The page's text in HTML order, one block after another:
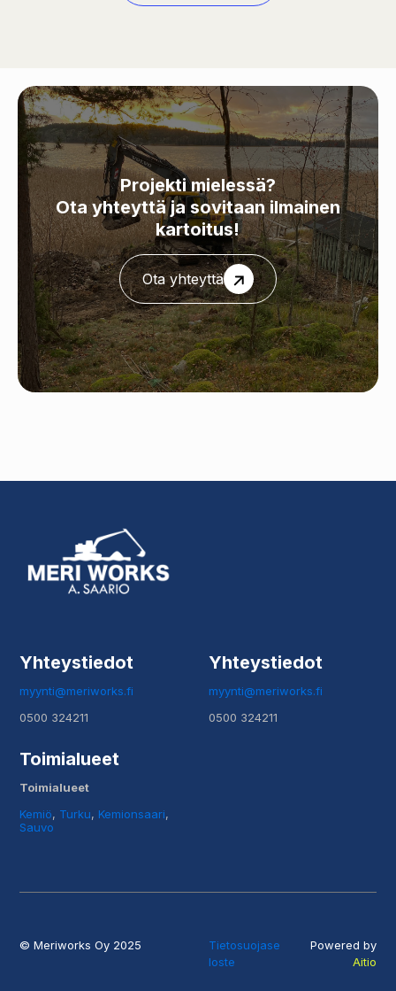
Projekti mielessä?
Ota yhteyttä ja sovitaan ilmainen
kartoitus!
Ota yhteyttä
Yhteystiedot
myynti@meriworks.fi
0500 324211
Yhteystiedot
myynti@meriworks.fi
0500 324211
Toimialueet
Toimialueet
Kemiö, Turku, Kemionsaari,
Sauvo
© Meriworks Oy 2025
Tietosuojase
loste
Powered by
Aitio